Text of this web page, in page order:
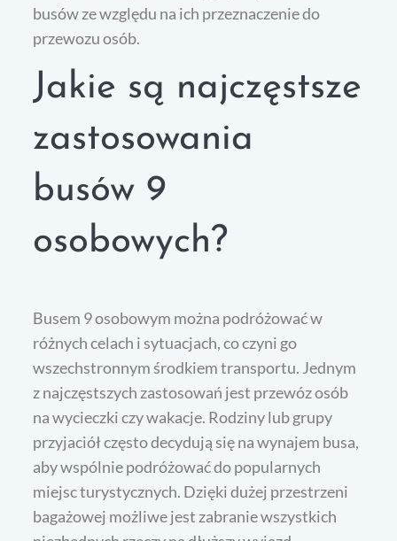
busów ze względu na ich przeznaczenie do
przewozu osób.
Jakie są najczęstsze
zastosowania
busów 9
osobowych?
Busem 9 osobowym można podróżować w
różnych celach i sytuacjach, co czyni go
wszechstronnym środkiem transportu. Jednym
z najczęstszych zastosowań jest przewóz osób
na wycieczki czy wakacje. Rodziny lub grupy
przyjaciół często decydują się na wynajem busa,
aby wspólnie podróżować do popularnych
miejsc turystycznych. Dzięki dużej przestrzeni
bagażowej możliwe jest zabranie wszystkich